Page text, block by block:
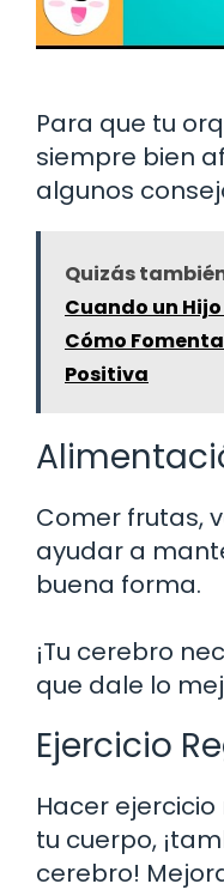
Para que tu
siempre bien
algunos
Quizás
Cuando un
Cómo
Positiva
Comer frutas,
ayudar a
buena forma.
¡Tu cerebro
que dale lo
Ejercicio
Hacer
tu cuerpo,
cerebro!